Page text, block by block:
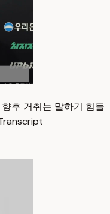
후 거취는 말하기 힘들